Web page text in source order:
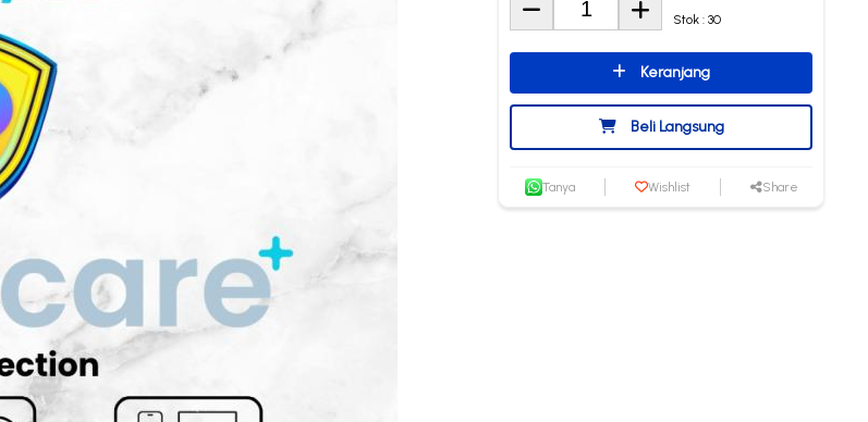
Stok : 30
Keranjang
Beli Langsung
Tanya Wishlist Share